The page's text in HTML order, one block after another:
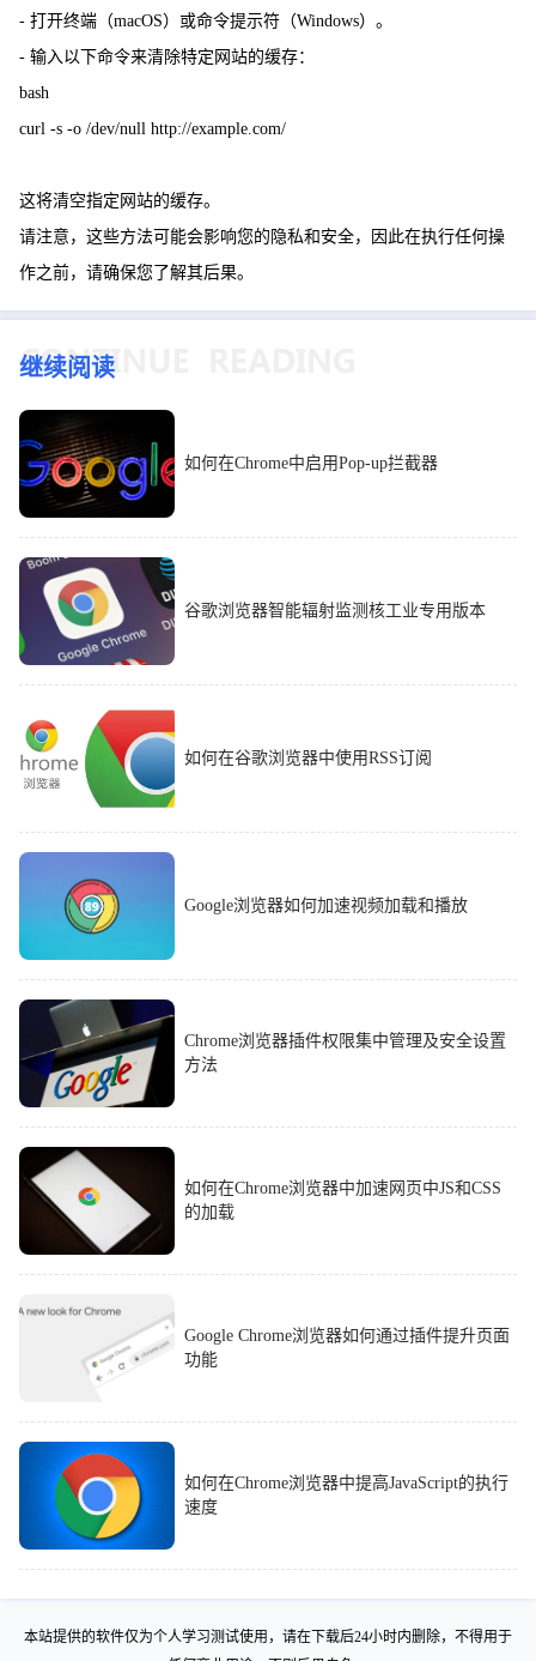
- 打开终端（macOS）或命令提示符（Windows）。
- 输入以下命令来清除特定网站的缓存：
bash
curl -s -o /dev/null http://example.com/
这将清空指定网站的缓存。
请注意，这些方法可能会影响您的隐私和安全，因此在执行任何操
作之前，请确保您了解其后果。
继续阅读
如何在Chrome中启用Pop-up拦截器
谷歌浏览器智能辐射监测核工业专用版本
如何在谷歌浏览器中使用RSS订阅
Google浏览器如何加速视频加载和播放
Chrome浏览器插件权限集中管理及安全设置
方法
如何在Chrome浏览器中加速网页中JS和CSS
的加载
Google Chrome浏览器如何通过插件提升页面
功能
如何在Chrome浏览器中提高JavaScript的执行
速度
本站提供的软件仅为个人学习测试使用，请在下载后24小时内删除，不得用于